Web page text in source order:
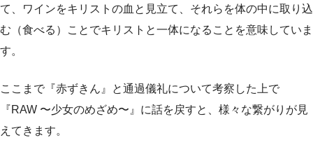
て、ワインをキリストの血と見立て、それらを体の中に取り込
む（食べる）ことでキリストと一体になることを意味していま
す。
ここまで『赤ずきん』と通過儀礼について考察した上で
『RAW 〜少女のめざめ〜』に話を戻すと、様々な繋がりが見
えてきます。